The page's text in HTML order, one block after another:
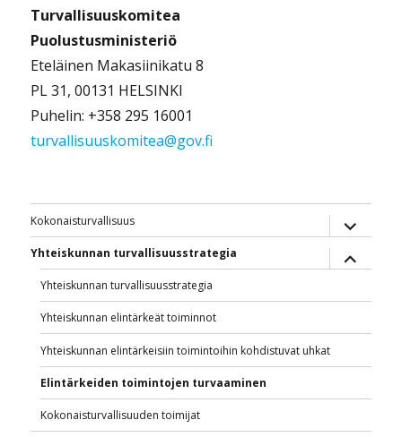
Turvallisuuskomitea
Puolustusministeriö
Eteläinen Makasiinikatu 8
PL 31, 00131 HELSINKI
Puhelin: +358 295 16001
turvallisuuskomitea@gov.fi
Kokonaisturvallisuus
näytä
Yhteiskunnan turvallisuusstrategia
näytä
Yhteiskunnan turvallisuusstrategia
Yhteiskunnan elintärkeät toiminnot
Yhteiskunnan elintärkeisiin toimintoihin kohdistuvat uhkat
Elintärkeiden toimintojen turvaaminen
Kokonaisturvallisuuden toimijat